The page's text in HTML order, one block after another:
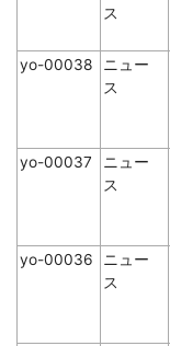
ス
yo-00038
ニュー
ス
yo-00037
ニュー
ス
yo-00036
ニュー
ス